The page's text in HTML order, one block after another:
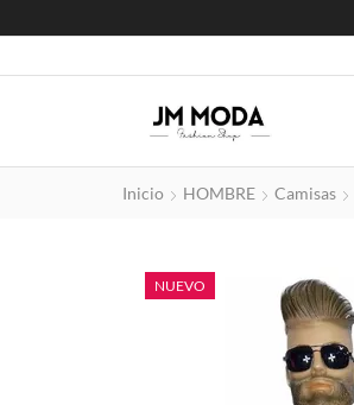
Inicio HOMBRE Camisas
NUEVO